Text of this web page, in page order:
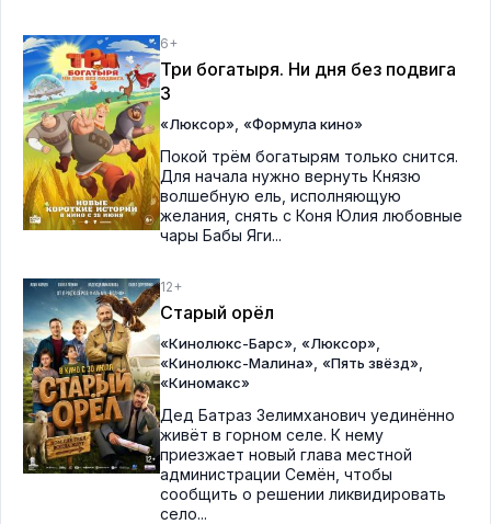
6+
Три богатыря. Ни дня без подвига
3
«Люксор» «Формула кино»
Покой трём богатырям только снится.
Для начала нужно вернуть Князю
волшебную ель, исполняющую
желания, снять с Коня Юлия любовные
чары Бабы Яги...
12+
Старый орёл
«Кинолюкс-Барс» «Люксор»
«Кинолюкс-Малина» «Пять звёзд»
«Киномакс»
Дед Батраз Зелимханович уединённо
живёт в горном селе. К нему
приезжает новый глава местной
администрации Семён, чтобы
сообщить о решении ликвидировать
село...